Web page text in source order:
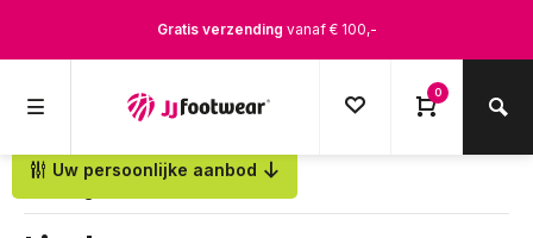
Gratis verzending vanaf € 100,-
0
Uw persoonlijke aanbod